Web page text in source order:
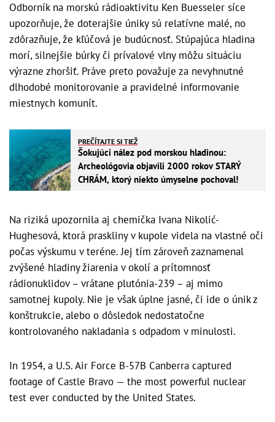
Odborník na morskú rádioaktivitu Ken Buesseler síce
upozorňuje, že doterajšie úniky sú relatívne malé, no
zdôrazňuje, že kľúčová je budúcnosť. Stúpajúca hladina
morí, silnejšie búrky či prívalové vlny môžu situáciu
výrazne zhoršiť. Práve preto považuje za nevyhnutné
dlhodobé monitorovanie a pravidelné informovanie
miestnych komunít.
PREČÍTAJTE SI TIEŽ
Šokujúci nález pod morskou hladinou:
Archeológovia objavili 2000 rokov STARÝ
CHRÁM, ktorý niekto úmyselne pochoval!
Na riziká upozornila aj chemička Ivana Nikolić-
Hughesová, ktorá praskliny v kupole videla na vlastné oči
počas výskumu v teréne. Jej tím zároveň zaznamenal
zvýšené hladiny žiarenia v okolí a prítomnosť
rádionuklidov – vrátane plutónia-239 – aj mimo
samotnej kupoly. Nie je však úplne jasné, či ide o únik z
konštrukcie, alebo o dôsledok nedostatočne
kontrolovaného nakladania s odpadom v minulosti.
In 1954, a U.S. Air Force B-57B Canberra captured
footage of Castle Bravo — the most powerful nuclear
test ever conducted by the United States.